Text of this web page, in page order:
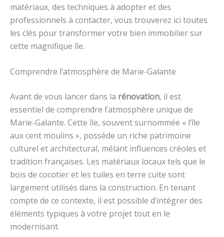
matériaux, des techniques à adopter et des
professionnels à contacter, vous trouverez ici toutes
les clés pour transformer votre bien immobilier sur
cette magnifique île.
Comprendre l’atmosphère de Marie-Galante
Avant de vous lancer dans la rénovation, il est
essentiel de comprendre l’atmosphère unique de
Marie-Galante. Cette île, souvent surnommée « l’île
aux cent moulins », possède un riche patrimoine
culturel et architectural, mêlant influences créoles et
tradition françaises. Les matériaux locaux tels que le
bois de cocotier et les tuiles en terre cuite sont
largement utilisés dans la construction. En tenant
compte de ce contexte, il est possible d’intégrer des
éléments typiques à votre projet tout en le
modernisant.